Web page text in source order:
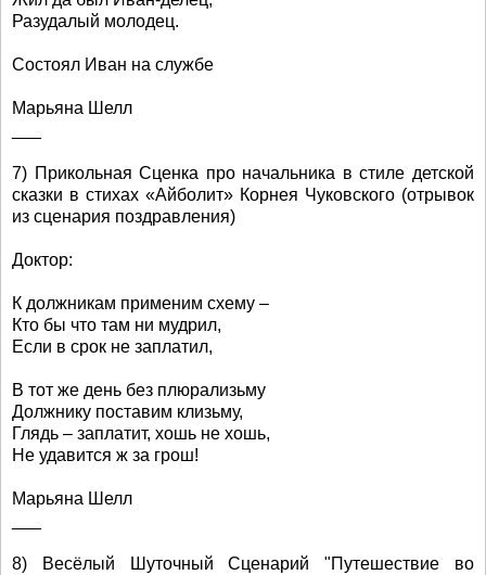
Разудалый молодец.
Состоял Иван на службе
Марьяна Шелл
7) Прикольная Сценка про начальника в стиле детской
сказки в стихах «Айболит» Корнея Чуковского (отрывок
из сценария поздравления)
Доктор:
К должникам применим схему –
Кто бы что там ни мудрил,
Если в срок не заплатил,
В тот же день без плюрализьму
Должнику поставим клизьму,
Глядь – заплатит, хошь не хошь,
Не удавится ж за грош!
Марьяна Шелл
8) Весёлый Шуточный Сценарий "Путешествие во